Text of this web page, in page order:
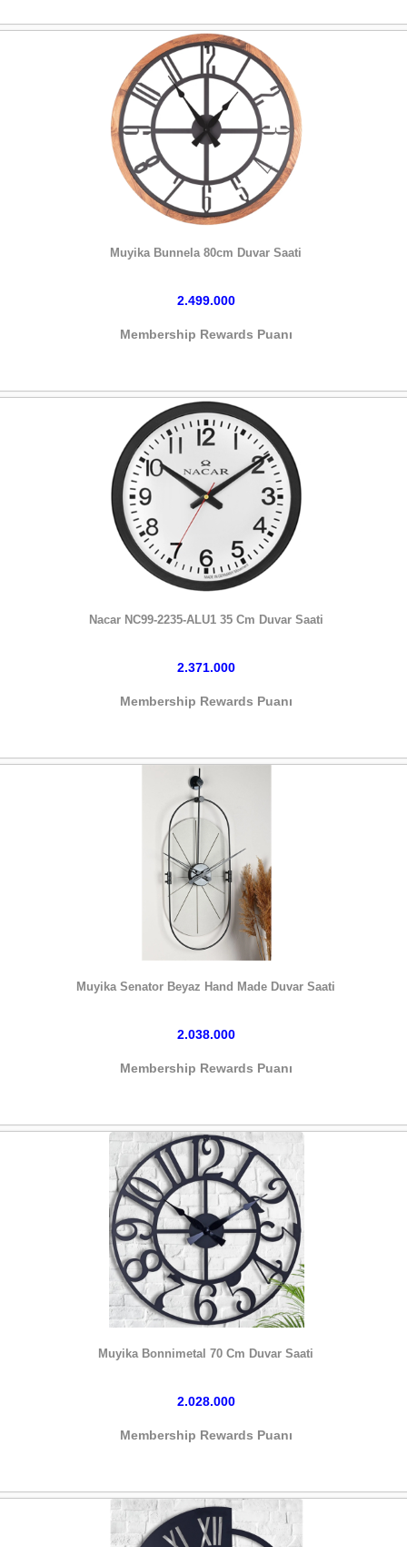
Muyika Bunnela 80cm Duvar Saati
2.499.000
Membership Rewards Puanı
Nacar NC99-2235-ALU1 35 Cm Duvar Saati
2.371.000
Membership Rewards Puanı
Muyika Senator Beyaz Hand Made Duvar Saati
2.038.000
Membership Rewards Puanı
Muyika Bonnimetal 70 Cm Duvar Saati
2.028.000
Membership Rewards Puanı